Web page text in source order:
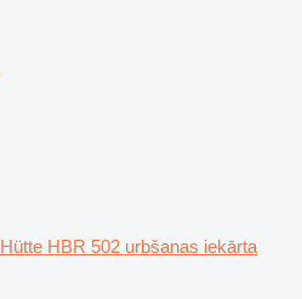
Hütte HBR 502 urbšanas iekārta